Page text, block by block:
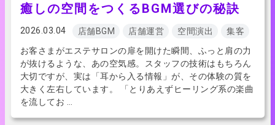
癒しの空間をつくるBGM選びの秘訣
2026.03.04 店舗BGM 店舗運営 空間演出
集客
お客さまがエステサロンの扉を開けた瞬間、ふっと肩の力
が抜けるような、あの空気感。スタッフの技術はもちろん
大切ですが、実は「耳から入る情報」が、その体験の質を
大きく左右しています。 「とりあえずヒーリング系の楽曲
を流してお …